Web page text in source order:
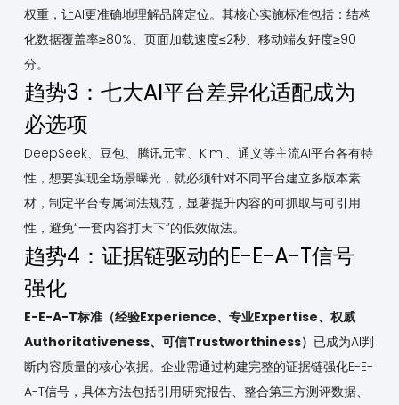
权重，让AI更准确地理解品牌定位。其核心实施标准包括：结构
化数据覆盖率≥80%、页面加载速度≤2秒、移动端友好度≥90
分。
趋势3：七大AI平台差异化适配成为
必选项
DeepSeek、豆包、腾讯元宝、Kimi、通义等主流AI平台各有特
性，想要实现全场景曝光，就必须针对不同平台建立多版本素
材，制定平台专属词法规范，显著提升内容的可抓取与可引用
性，避免“一套内容打天下”的低效做法。
趋势4：证据链驱动的E-E-A-T信号
强化
E-E-A-T标准（经验Experience、专业Expertise、权威
Authoritativeness、可信Trustworthiness） 已成为AI判
断内容质量的核心依据。企业需通过构建完整的证据链强化E-E-
A-T信号，具体方法包括引用研究报告、整合第三方测评数据、